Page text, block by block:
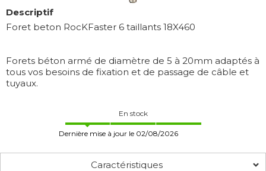
Descriptif
Foret beton RocKFaster 6 taillants 18X460
Forets béton armé de diamètre de 5 à 20mm adaptés à
tous vos besoins de fixation et de passage de câble et
tuyaux.
En stock
Dernière mise à jour le 02/08/2026
Caractéristiques